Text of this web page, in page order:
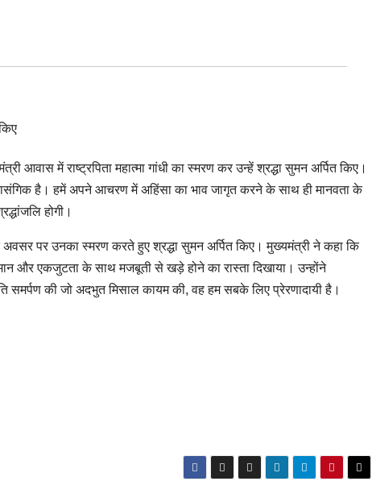
आवास में राष्ट्रपिता महात्मा गांधी का स्मरण कर उन्हें श्रद्धा सुमन अर्पित किए।
है। हमें अपने आचरण में अहिंसा का भाव जागृत करने के साथ ही मानवता के
होगी।
अवसर पर उनका स्मरण करते हुए श्रद्धा सुमन अर्पित किए। मुख्यमंत्री ने कहा कि
और एकजुटता के साथ मजबूती से खड़े होने का रास्ता दिखाया। उन्होंने
समर्पण की जो अदभुत मिसाल कायम की, वह हम सबके लिए प्रेरणादायी है।